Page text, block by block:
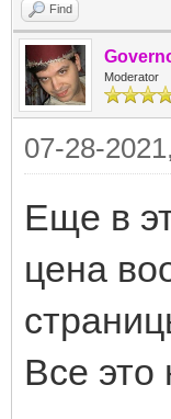
Find
Moderator
07-28-
Еще в
цена
Все это